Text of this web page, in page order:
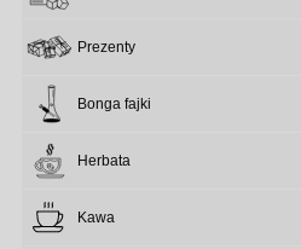
Prezenty
Bonga fajki
Herbata
Kawa